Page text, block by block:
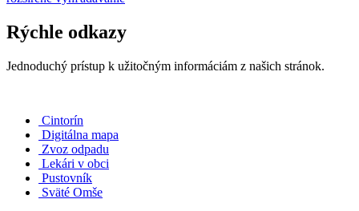
Rýchle odkazy
Jednoduchý prístup k užitočným informáciám z našich stránok.
Cintorín
Digitálna mapa
Zvoz odpadu
Lekári v obci
Pustovník
Sväté Omše